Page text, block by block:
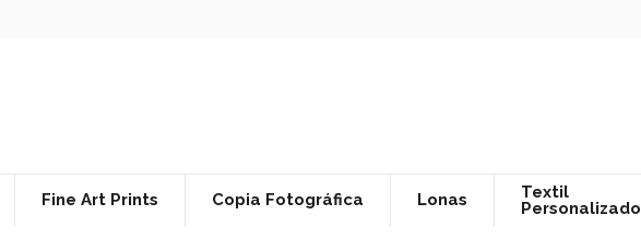
Fine Art Prints Copia Fotográfica Lonas
Textil
Personalizado